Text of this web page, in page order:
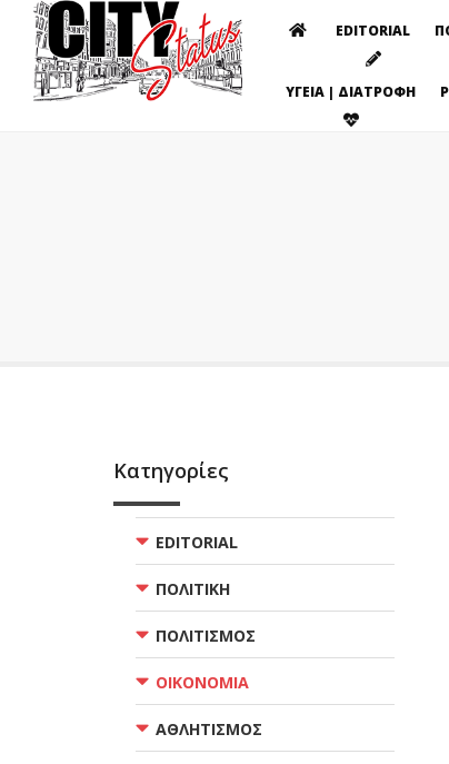
EDITORIAL
ΥΓΕΙΑ | ΔΙΑΤΡΟΦΗ
Κατηγορίες
EDITORIAL
ΠΟΛΙΤΙΚΗ
ΠΟΛΙΤΙΣΜΟΣ
ΟΙΚΟΝΟΜΙΑ
ΑΘΛΗΤΙΣΜΟΣ